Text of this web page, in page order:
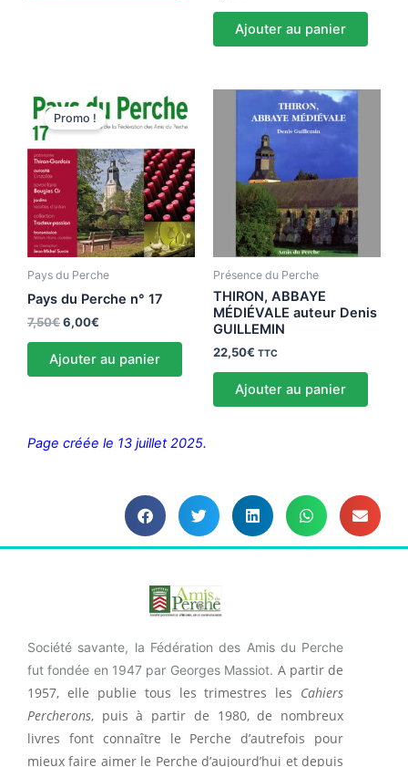
Ajouter au panier
Promo !
Pays du Perche
Pays du Perche n° 17
7,50€
prix
initial
7,50€.
6,00€
prix
actuel
6,00€.
Ajouter au panier
Présence du Perche
THIRON, ABBAYE
MÉDIÉVALE auteur Denis
GUILLEMIN
22,50€ TTC
Ajouter au panier
Page créée le 13 juillet 2025.
Société savante, la Fédération des Amis du Perche
fut fondée en 1947 par Georges Massiot. A partir de
1957, elle publie tous les trimestres les Cahiers
Percherons, puis à partir de 1980, de nombreux
livres font connaître le Perche d’autrefois pour
mieux faire aimer le Perche d’aujourd’hui et depuis